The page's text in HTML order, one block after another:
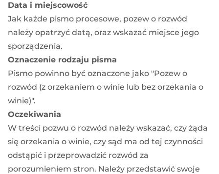
Data i miejscowość
Jak każde pismo procesowe, pozew o rozwód
należy opatrzyć datą, oraz wskazać miejsce jego
sporządzenia.
Oznaczenie rodzaju pisma
Pismo powinno być oznaczone jako "Pozew o
rozwód (z orzekaniem o winie lub bez orzekania o
winie)".
Oczekiwania
W treści pozwu o rozwód należy wskazać, czy żąda
się orzekania o winie, czy sąd ma od tej czynności
odstąpić i przeprowadzić rozwód za
porozumieniem stron. Należy przedstawić swoje